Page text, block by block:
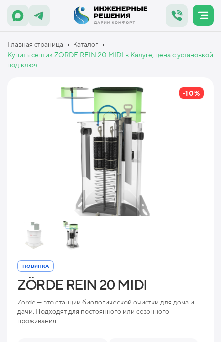
Главная страница › Каталог ›
Купить септик ZÖRDE REIN 20 MIDI в Калуге; цена с установкой
под ключ
-10%
НОВИНКА
ZÖRDE REIN 20 MIDI
Zörde — это станции биологической очистки для дома и
дачи. Подходят для постоянного или сезонного
проживания.